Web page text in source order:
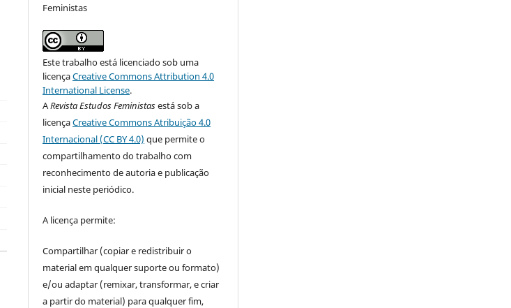
Feministas
Este trabalho está licenciado sob uma
licençaCreative Commons Attribution 4.0
International License.
ARevista Estudos Feministasestá sob a
licençaCreative Commons Atribuição 4.0
Internacional (CC BY 4.0) que permite o
compartilhamento do trabalho com
reconhecimento de autoria e publicação
inicial neste periódico.
A licença permite:
Compartilhar (copiar e redistribuir o
material em qualquer suporte ou formato)
e/ou adaptar (remixar, transformar, e criar
a partir do material) para qualquer fim,